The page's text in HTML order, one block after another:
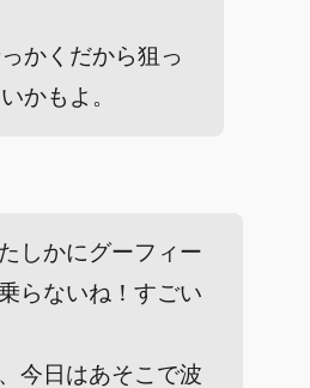
かくだから狙っ
かもよ。
しかにグーフィー
らないね！すごい
今日はあそこで波